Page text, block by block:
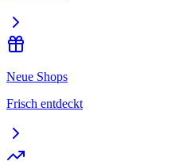
Neue Shops
Frisch entdeckt